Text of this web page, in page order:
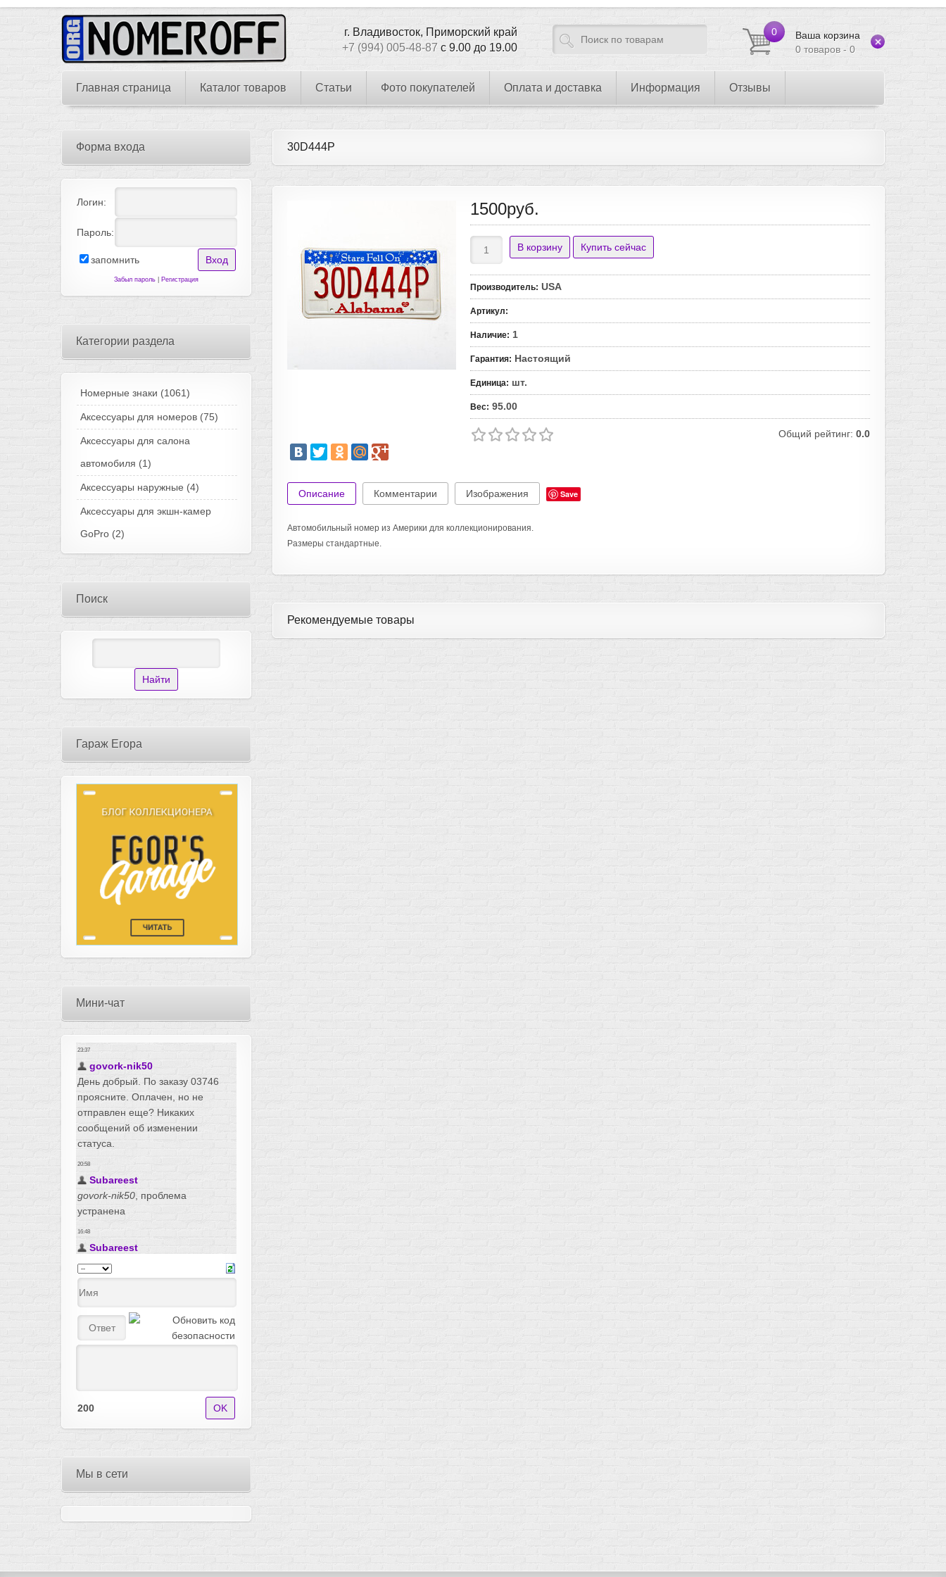
0
Ваша корзина
0 товаров - 0
г. Владивосток, Приморский край
+7 (994) 005-48-87 с 9.00 до 19.00
Главная страница Каталог товаров Статьи Фото покупателей Оплата и доставка Информация Отзывы
30D444P
1500руб.
Производитель: USA
Артикул:
Наличие: 1
Гарантия: Настоящий
Единица: шт.
Вес: 95.00
Общий рейтинг: 0.0
Описание Комментарии Изображения Save
Автомобильный номер из Америки для коллекционирования.
Размеры стандартные.
Рекомендуемые товары
Форма входа
Логин:
Пароль:
запомнить
Забыл пароль Регистрация
Категории раздела
Номерные знаки (1061)
Аксессуары для номеров (75)
Аксессуары для салона
автомобиля (1)
Аксессуары наружные (4)
Аксессуары для экшн-камер
GoPro (2)
Поиск
Гараж Егора
Мини-чат
200
Мы в сети